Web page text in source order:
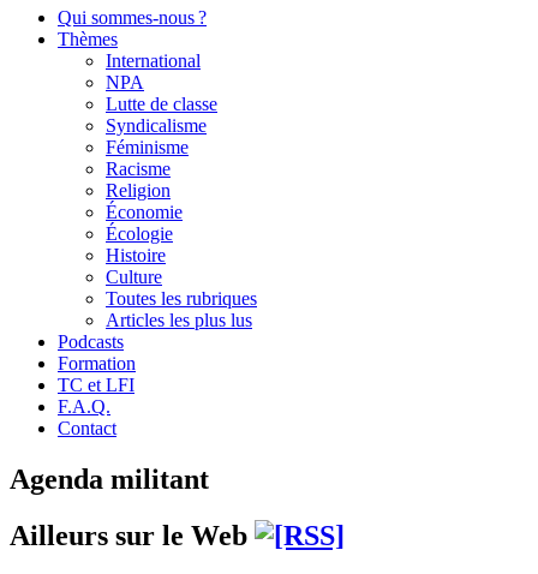
Qui sommes-nous ?
Thèmes
International
NPA
Lutte de classe
Syndicalisme
Féminisme
Racisme
Religion
Économie
Écologie
Histoire
Culture
Toutes les rubriques
Articles les plus lus
Podcasts
Formation
TC et LFI
F.A.Q.
Contact
Agenda militant
Ailleurs sur le Web